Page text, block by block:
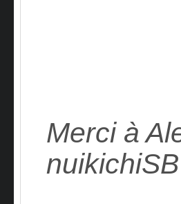
Merci à